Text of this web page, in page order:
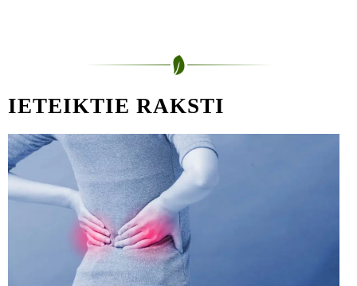
IETEIKTIE RAKSTI